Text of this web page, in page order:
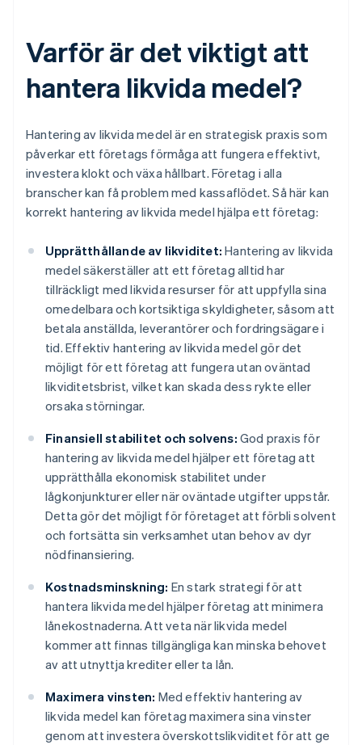
Varför är det viktigt att
hantera likvida medel?
Hantering av likvida medel är en strategisk praxis som
påverkar ett företags förmåga att fungera effektivt,
investera klokt och växa hållbart. Företag i alla
branscher kan få problem med kassaflödet. Så här kan
korrekt hantering av likvida medel hjälpa ett företag:
Upprätthållande av likviditet: Hantering av likvida
medel säkerställer att ett företag alltid har
tillräckligt med likvida resurser för att uppfylla sina
omedelbara och kortsiktiga skyldigheter, såsom att
betala anställda, leverantörer och fordringsägare i
tid. Effektiv hantering av likvida medel gör det
möjligt för ett företag att fungera utan oväntad
likviditetsbrist, vilket kan skada dess rykte eller
orsaka störningar.
Finansiell stabilitet och solvens: God praxis för
hantering av likvida medel hjälper ett företag att
upprätthålla ekonomisk stabilitet under
lågkonjunkturer eller när oväntade utgifter uppstår.
Detta gör det möjligt för företaget att förbli solvent
och fortsätta sin verksamhet utan behov av dyr
nödfinansiering.
Kostnadsminskning: En stark strategi för att
hantera likvida medel hjälper företag att minimera
lånekostnaderna. Att veta när likvida medel
kommer att finnas tillgängliga kan minska behovet
av att utnyttja krediter eller ta lån.
Maximera vinsten: Med effektiv hantering av
likvida medel kan företag maximera sina vinster
genom att investera överskottslikviditet för att ge